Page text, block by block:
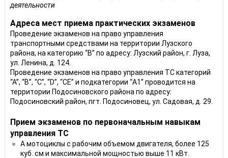
деятельности
Адреса мест приема практических экзаменов
Проведение экзаменов на право управления
транспортными средствами на территории Лузского
района, на категорию “В” по адресу: Лузский район, г. Луза,
ул. Ленина, д. 124.
Проведение экзаменов на право управления ТС категорий
“А”, “В”, “С”, “D”, “CE” и подкатегории “A1” проводится на
территории Подосиновского района по адресу:
Подосиновский район, пгт. Подосиновец, ул. Садовая, д. 29.
Прием экзаменов по первоначальным навыкам
управления ТС
A мотоциклы с рабочим объемом двигателя, более 125
куб. см и максимальной мощностью выше 11 кВт.